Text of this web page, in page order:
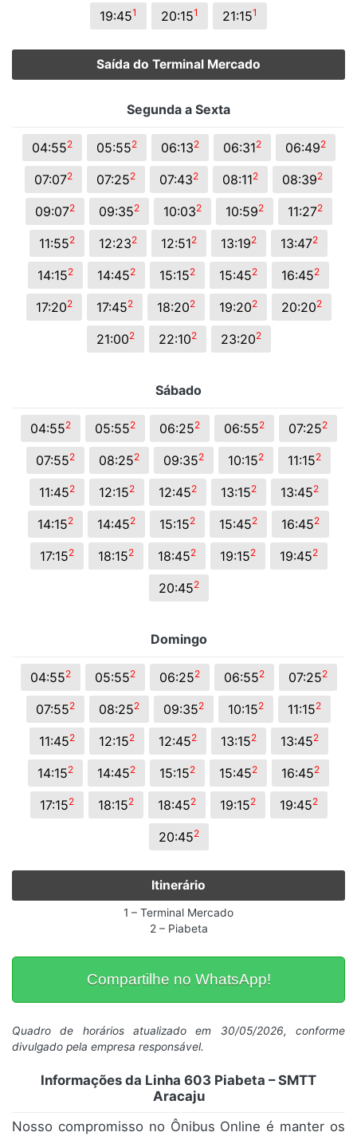
19:451 20:151 21:151
Saída do Terminal Mercado
Segunda a Sexta
04:552 05:552 06:132 06:312 06:492
07:072 07:252 07:432 08:112 08:392
09:072 09:352 10:032 10:592 11:272
11:552 12:232 12:512 13:192 13:472
14:152 14:452 15:152 15:452 16:452
17:202 17:452 18:202 19:202 20:202
21:002 22:102 23:202
Sábado
04:552 05:552 06:252 06:552 07:252
07:552 08:252 09:352 10:152 11:152
11:452 12:152 12:452 13:152 13:452
14:152 14:452 15:152 15:452 16:452
17:152 18:152 18:452 19:152 19:452
20:452
Domingo
04:552 05:552 06:252 06:552 07:252
07:552 08:252 09:352 10:152 11:152
11:452 12:152 12:452 13:152 13:452
14:152 14:452 15:152 15:452 16:452
17:152 18:152 18:452 19:152 19:452
20:452
Itinerário
1 – Terminal Mercado
2 – Piabeta
Compartilhe no WhatsApp!
Quadro de horários atualizado em 30/05/2026, conforme
divulgado pela empresa responsável.
Informações da Linha 603 Piabeta – SMTT
Aracaju
Nosso compromisso no Ônibus Online é manter os